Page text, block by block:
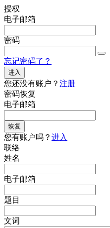
授权
电子邮箱
密码
忘记密码了？
进入
您还没有账户？ 注册
密码恢复
电子邮箱
恢复
您有账户吗？ 进入
联络
姓名
电子邮箱
题目
文词